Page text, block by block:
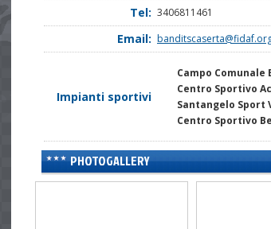
Tel: 3406811461
Email:
Impianti sportivi
Campo Comunale
Centro Sportivo
Santangelo Sport
Centro Sportivo
PHOTOGALLERY